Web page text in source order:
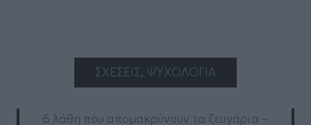
ΣΧΕΣΕΙΣ, ΨΥΧΟΛΟΓΙΑ
6 λάθη που απομακρύνουν τα ζευγάρια –